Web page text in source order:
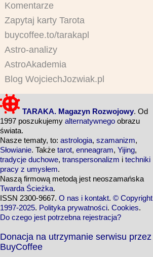
Komentarze
Zapytaj karty Tarota
buycoffee.to/tarakapl
Astro-analizy
AstroAkademia
Blog WojciechJozwiak.pl
TARAKA. Magazyn Rozwojowy. Od
1997 poszukujemy alternatywnego obrazu
świata.
Nasze tematy, to: astrologia, szamanizm,
Słowianie. Także tarot, enneagram, Yijing,
tradycje duchowe, transpersonalizm i techniki
pracy z umysłem.
Naszą firmową metodą jest neoszamańska
Twarda Ścieżka.
ISSN 2300-9667. O nas i kontakt. © Copyright
1997-2025. Polityka prywatności. Cookies.
Do czego jest potrzebna rejestracja?
Donacja na utrzymanie serwisu przez
BuyCoffee